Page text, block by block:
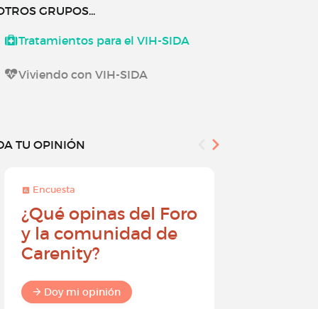
GRUPOS...
Tratamientos para el VIH-SIDA
Viviendo con VIH-SIDA
TU OPINIÓN
Encuesta
¿Qué opinas del Foro
y la comunidad de
Carenity?
Doy mi opinión